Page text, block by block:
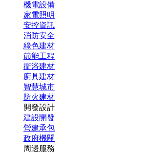
機電設備
家電照明
安控資訊
消防安全
綠色建材
節能工程
衛浴建材
廚具建材
智慧城市
防火建材
開發設計
建設開發
營建承包
政府機關
周邊服務